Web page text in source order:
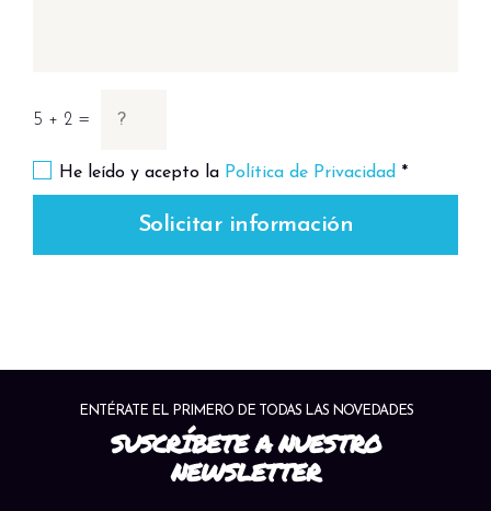
5 + 2 =
He leído y acepto la Política de Privacidad *
Solicitar información
ENTÉRATE EL PRIMERO DE TODAS LAS NOVEDADES
SUSCRÍBETE A NUESTRO
NEWSLETTER